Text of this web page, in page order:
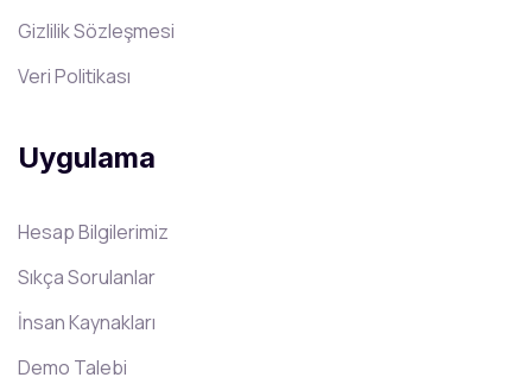
Gizlilik Sözleşmesi
Veri Politikası
Uygulama
Hesap Bilgilerimiz
Sıkça Sorulanlar
İnsan Kaynakları
Demo Talebi